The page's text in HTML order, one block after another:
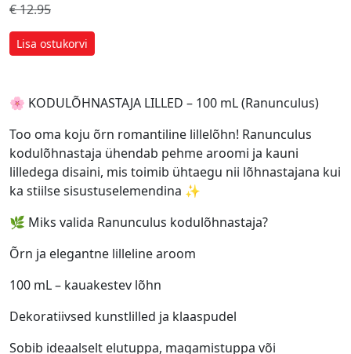
€ 12.95
Lisa ostukorvi
🌸 KODULÕHNASTAJA LILLED – 100 mL (Ranunculus)
Too oma koju õrn romantiline lillelõhn! Ranunculus
kodulõhnastaja ühendab pehme aroomi ja kauni
lilledega disaini, mis toimib ühtaegu nii lõhnastajana kui
ka stiilse sisustuselemendina ✨
🌿 Miks valida Ranunculus kodulõhnastaja?
Õrn ja elegantne lilleline aroom
100 mL – kauakestev lõhn
Dekoratiivsed kunstlilled ja klaaspudel
Sobib ideaalselt elutuppa, magamistuppa või